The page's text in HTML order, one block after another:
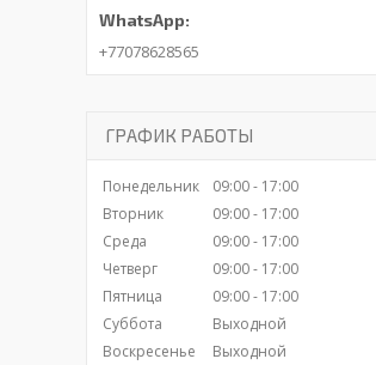
+77078628565
ГРАФИК РАБОТЫ
Понедельник 09:00
17:00
Вторник
09:00
17:00
Среда
09:00
17:00
Четверг
09:00
17:00
Пятница
09:00
17:00
Суббота
Выходной
Воскресенье
Выходной